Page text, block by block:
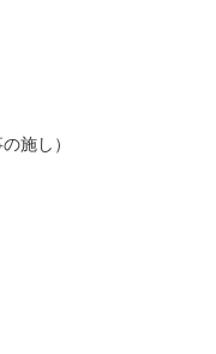
施し）